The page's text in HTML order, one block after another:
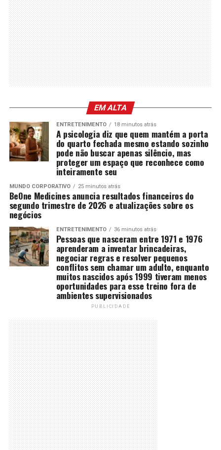
EM ALTA
ENTRETENIMENTO 18 minutos atrás
A psicologia diz que quem mantém a porta
do quarto fechada mesmo estando sozinho
pode não buscar apenas silêncio, mas
proteger um espaço que reconhece como
inteiramente seu
MUNDO CORPORATIVO 25 minutos atrás
BeOne Medicines anuncia resultados financeiros do
segundo trimestre de 2026 e atualizações sobre os
negócios
ENTRETENIMENTO 36 minutos atrás
Pessoas que nasceram entre 1971 e 1976
aprenderam a inventar brincadeiras,
negociar regras e resolver pequenos
conflitos sem chamar um adulto, enquanto
muitos nascidos após 1999 tiveram menos
oportunidades para esse treino fora de
ambientes supervisionados
PUBLICIDADE